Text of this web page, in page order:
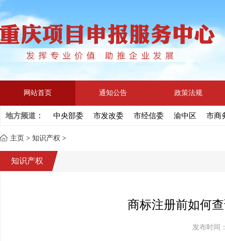
网站首页 通知公告 政策法规
地方频道： 中央部委 市发改委 市经信委 渝中区 市商
主页 > 知识产权 >
知识产权
商标注册前如何
发布时间